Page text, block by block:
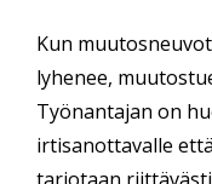
Kun
lyhenee,
Työnantajan on
irtisanottavalle